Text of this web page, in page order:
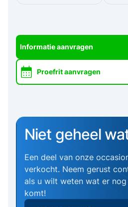
Informatie aanvragen
Proefrit aanvragen
Niet geheel
Een deel van onze
verkocht. Neem gerust
als u wilt weten wat er nog
komt!